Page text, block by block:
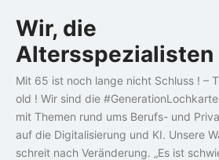
to
content
Wir, die
Altersspezialisten
Mit 65 ist noch lange nicht Schluss ! –
old ! Wir sind die
mit Themen rund ums Berufs- und
auf die Digitalisierung und KI. Unsere
schreit nach Veränderung. „Es ist